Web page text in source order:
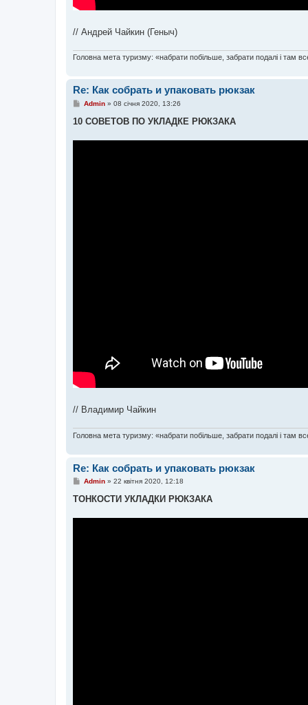
// Андрей Чайкин (Геныч)
Головна мета туризму: «набрати побільше, забрати подалі і там
Re: Как собрать и упаковать рюкзак
П
в
Admin» 08 січня 2020, 13:26
10 СОВЕТОВ ПО УКЛАДКЕ РЮКЗАКА
// Владимир Чайкин
Головна мета туризму: «набрати побільше, забрати подалі і там
Re: Как собрать и упаковать рюкзак
П
в
Admin» 22 квітня 2020, 12:18
ТОНКОСТИ УКЛАДКИ РЮКЗАКА